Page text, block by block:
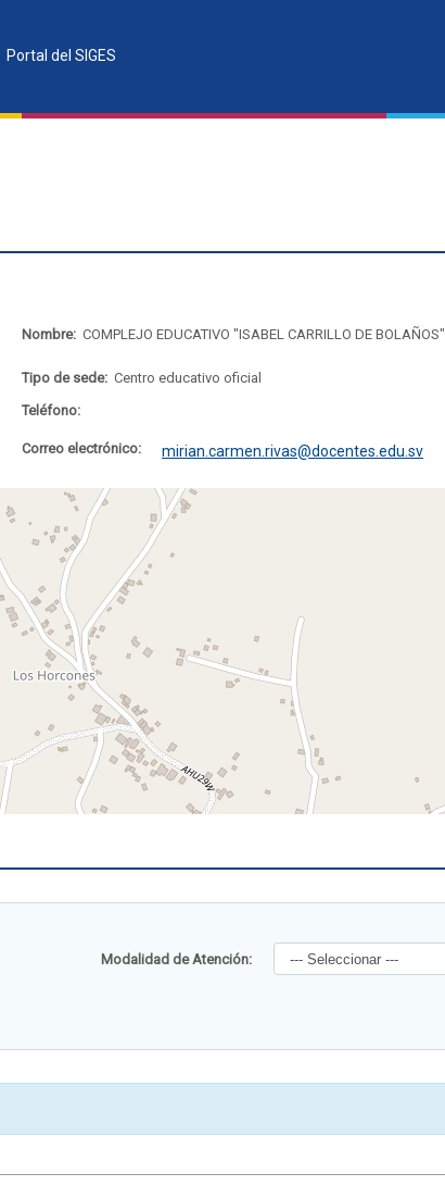
Portal del SIGES
Nombre: COMPLEJO EDUCATIVO "ISABEL CARRILLO DE BOLAÑOS"
Tipo de sede: Centro educativo oficial
Teléfono:
Correo electrónico: mirian.carmen.rivas@docentes.edu.sv
Modalidad de Atención: